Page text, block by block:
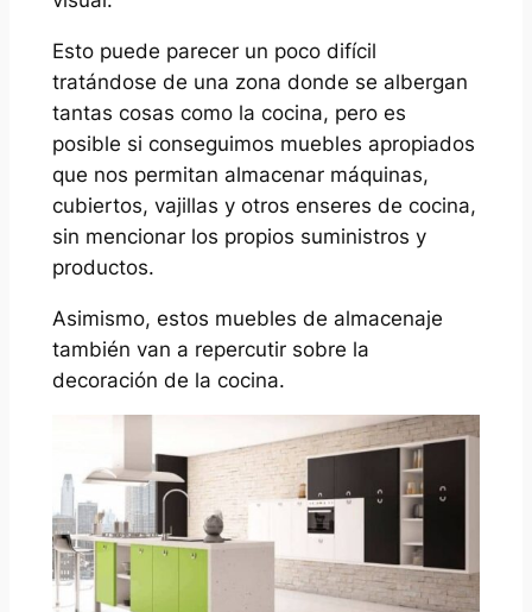
Esto puede parecer un poco difícil
tratándose de una zona donde se albergan
tantas cosas como la cocina, pero es
posible si conseguimos muebles apropiados
que nos permitan almacenar máquinas,
cubiertos, vajillas y otros enseres de cocina,
sin mencionar los propios suministros y
productos.
Asimismo, estos muebles de almacenaje
también van a repercutir sobre la
decoración de la cocina.